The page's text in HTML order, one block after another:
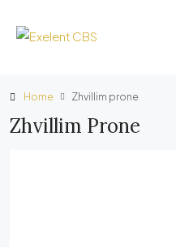
Home Zhvillim prone
Zhvillim Prone